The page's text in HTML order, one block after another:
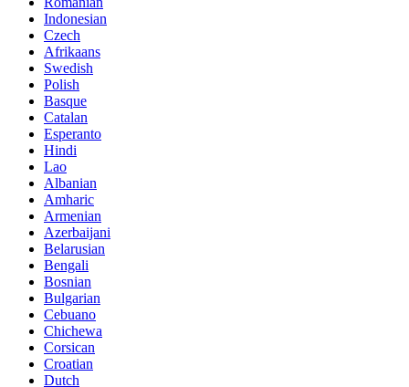
Indonesian
Czech
Afrikaans
Swedish
Polish
Basque
Catalan
Esperanto
Hindi
Lao
Albanian
Amharic
Armenian
Azerbaijani
Belarusian
Bengali
Bosnian
Bulgarian
Cebuano
Chichewa
Corsican
Croatian
Dutch